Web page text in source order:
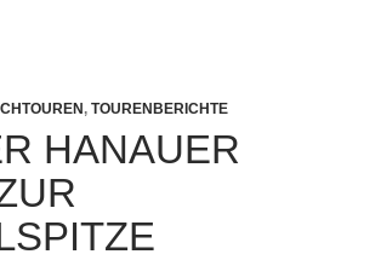
, TOURENBERICHTE
HANAUER